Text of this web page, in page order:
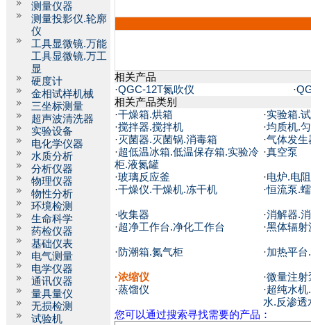
测量仪器
测量投影仪.轮廓
仪
工具显微镜.万能
工具显微镜.万工
显
硬度计
金相试样机械
三坐标测量
超声波清洗器
实验设备
电化学仪器
水质分析
分析仪器
物理仪器
物性分析
环境检测
生命科学
药检仪器
基础仪表
电气测量
电学仪器
通讯仪器
量具量仪
无损检测
试验机
相关产品
·QGC-12T氮吹仪 ·
相关产品类别
·干燥箱.烘箱 ·实验箱.
·搅拌器.搅拌机 ·均质机.
·灭菌器.灭菌锅.消毒箱 ·气体发生
·超低温冰箱.低温保存箱.实验冷
柜.液氮罐
·真空泵
·玻璃反应釜 ·电炉.电
·干燥仪.干燥机.冻干机 ·恒流泵.
·收集器 ·消解器.
·超净工作台.净化工作台 ·黑体辐射
·防潮箱.氮气柜 ·加热平
·浓缩仪 ·微量注射
·蒸馏仪 ·超纯水
水.反渗透
您可以通过搜索寻找需要的产品：